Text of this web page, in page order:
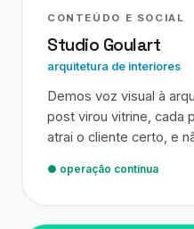
CONTEÚDO E SOCIAL
Studio Goulart
arquitetura de interiores
Demos voz visual à
post virou vitrine, cada
atrai o cliente certo, e
● operação contínua